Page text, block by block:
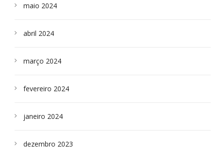
maio 2024
abril 2024
março 2024
fevereiro 2024
janeiro 2024
dezembro 2023